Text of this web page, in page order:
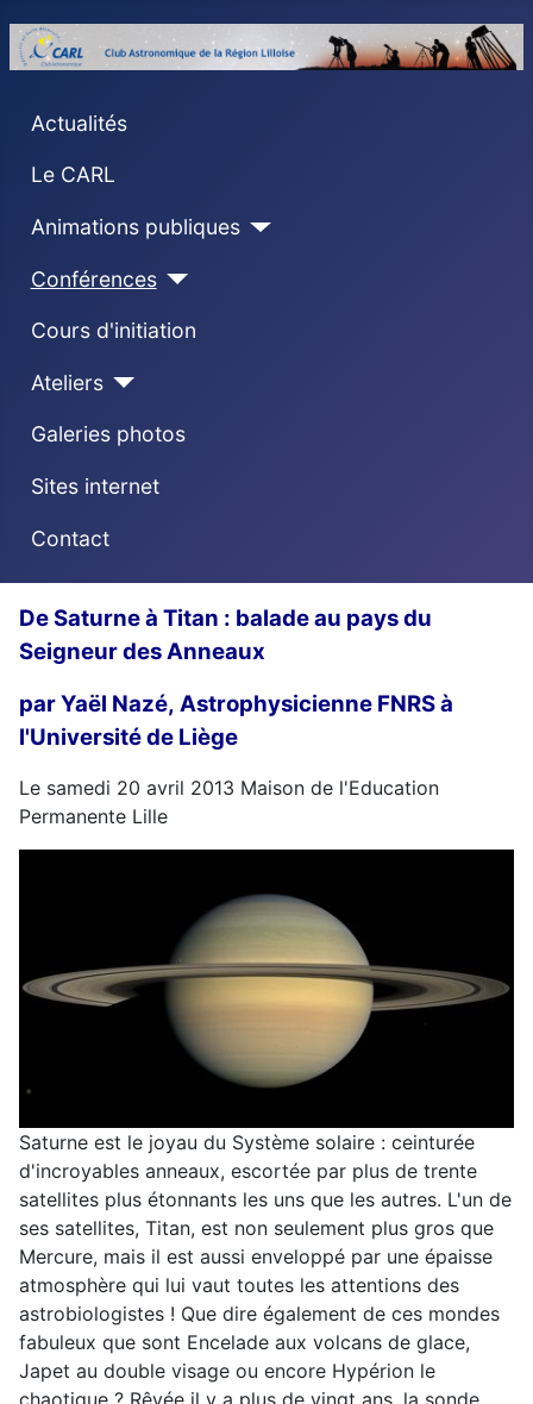
Actualités
Le CARL
Animations publiques
Conférences
Cours d'initiation
Ateliers
Galeries photos
Sites internet
Contact
De Saturne à Titan : balade au pays du
Seigneur des Anneaux
par Yaël Nazé, Astrophysicienne FNRS à
l'Université de Liège
Le samedi 20 avril 2013 Maison de l'Education
Permanente Lille
Saturne est le joyau du Système solaire : ceinturée
d'incroyables anneaux, escortée par plus de trente
satellites plus étonnants les uns que les autres. L'un de
ses satellites, Titan, est non seulement plus gros que
Mercure, mais il est aussi enveloppé par une épaisse
atmosphère qui lui vaut toutes les attentions des
astrobiologistes ! Que dire également de ces mondes
fabuleux que sont Encelade aux volcans de glace,
Japet au double visage ou encore Hypérion le